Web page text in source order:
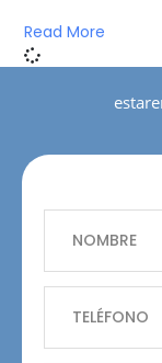
Read More